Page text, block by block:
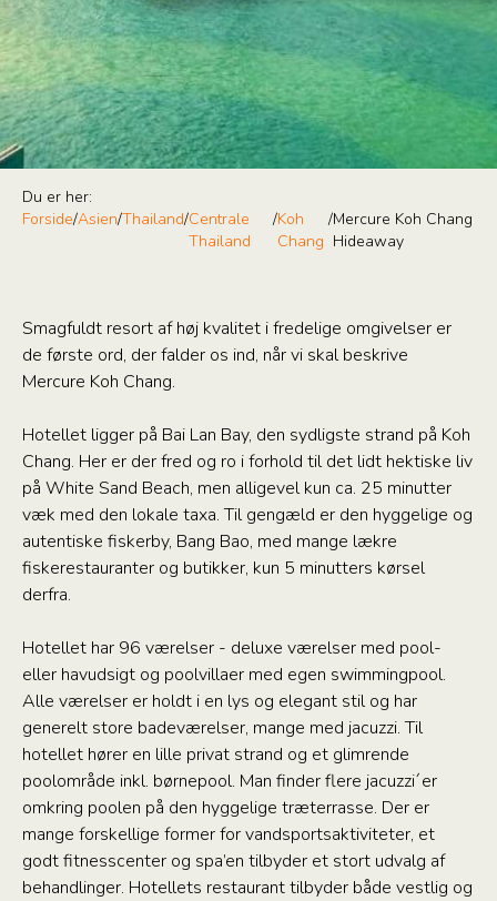
Du er her:
Forside/Asien/Thailand/Centrale
Thailand
/Koh
Chang
/Mercure Koh Chang
Hideaway
Smagfuldt resort af høj kvalitet i fredelige omgivelser er
de første ord, der falder os ind, når vi skal beskrive
Mercure Koh Chang.
Hotellet ligger på Bai Lan Bay, den sydligste strand på Koh
Chang. Her er der fred og ro i forhold til det lidt hektiske liv
på White Sand Beach, men alligevel kun ca. 25 minutter
væk med den lokale taxa. Til gengæld er den hyggelige og
autentiske fiskerby, Bang Bao, med mange lækre
fiskerestauranter og butikker, kun 5 minutters kørsel
derfra.
Hotellet har 96 værelser - deluxe værelser med pool-
eller havudsigt og poolvillaer med egen swimmingpool.
Alle værelser er holdt i en lys og elegant stil og har
generelt store badeværelser, mange med jacuzzi. Til
hotellet hører en lille privat strand og et glimrende
poolområde inkl. børnepool. Man finder flere jacuzzi´er
omkring poolen på den hyggelige træterrasse. Der er
mange forskellige former for vandsportsaktiviteter, et
godt fitnesscenter og spa’en tilbyder et stort udvalg af
behandlinger. Hotellets restaurant tilbyder både vestlig og